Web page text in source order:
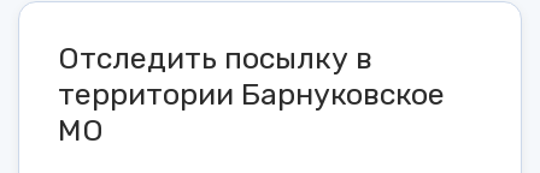
Отследить посылку в
территории Барнуковское
МО